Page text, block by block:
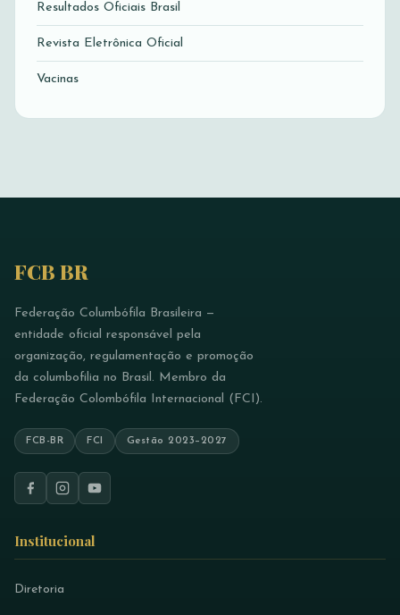
Resultados Oficiais Brasil
Revista Eletrônica Oficial
Vacinas
FCB BR
Federação Columbófila Brasileira —
entidade oficial responsável pela
organização, regulamentação e promoção
da columbofilia no Brasil. Membro da
Federação Colombófila Internacional (FCI).
FCB-BR FCI Gestão 2023–2027
Institucional
Diretoria